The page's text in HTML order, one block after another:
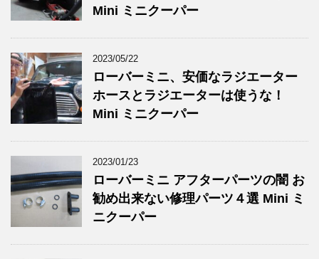
Mini ミニクーパー
2023/05/22
ローバーミニ、安価なラジエーター
ホースとラジエーターは使うな！
Mini ミニクーパー
2023/01/23
ローバーミニ アフターパーツの闇 お
勧め出来ない修理パーツ４選 Mini ミ
ニクーパー